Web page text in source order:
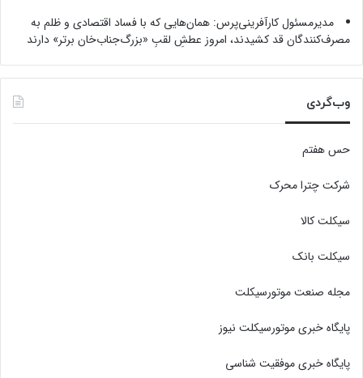
مدیرمسئول کارآفرینی‌پرس: همان‌هایی که با فساد اقتصادی و ظلم به
مصرف‌کنندگان قد کشیدند، امروز عطشِ لقبِ «بزرگ‌جناب‌خان برتر» دارند
وب‌گردی
حس هفتم
شرکت چترا محرک
سیکلت کالا
سیکلت بانک
مجله صنعت موتورسیکلت
پایگاه خبری موتورسیکلت نیوز
پایگاه خبری موفقیت شناسی